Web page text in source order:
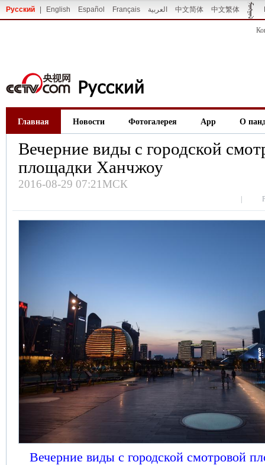
Русский English Español Français العربية 中文简体 中文繁体
Главная Новости Фотогалерея App О
Вечерние виды с городской
площадки Ханчжоу
2016-08-29 07:21МСК
Вечерние виды с городской смотровой